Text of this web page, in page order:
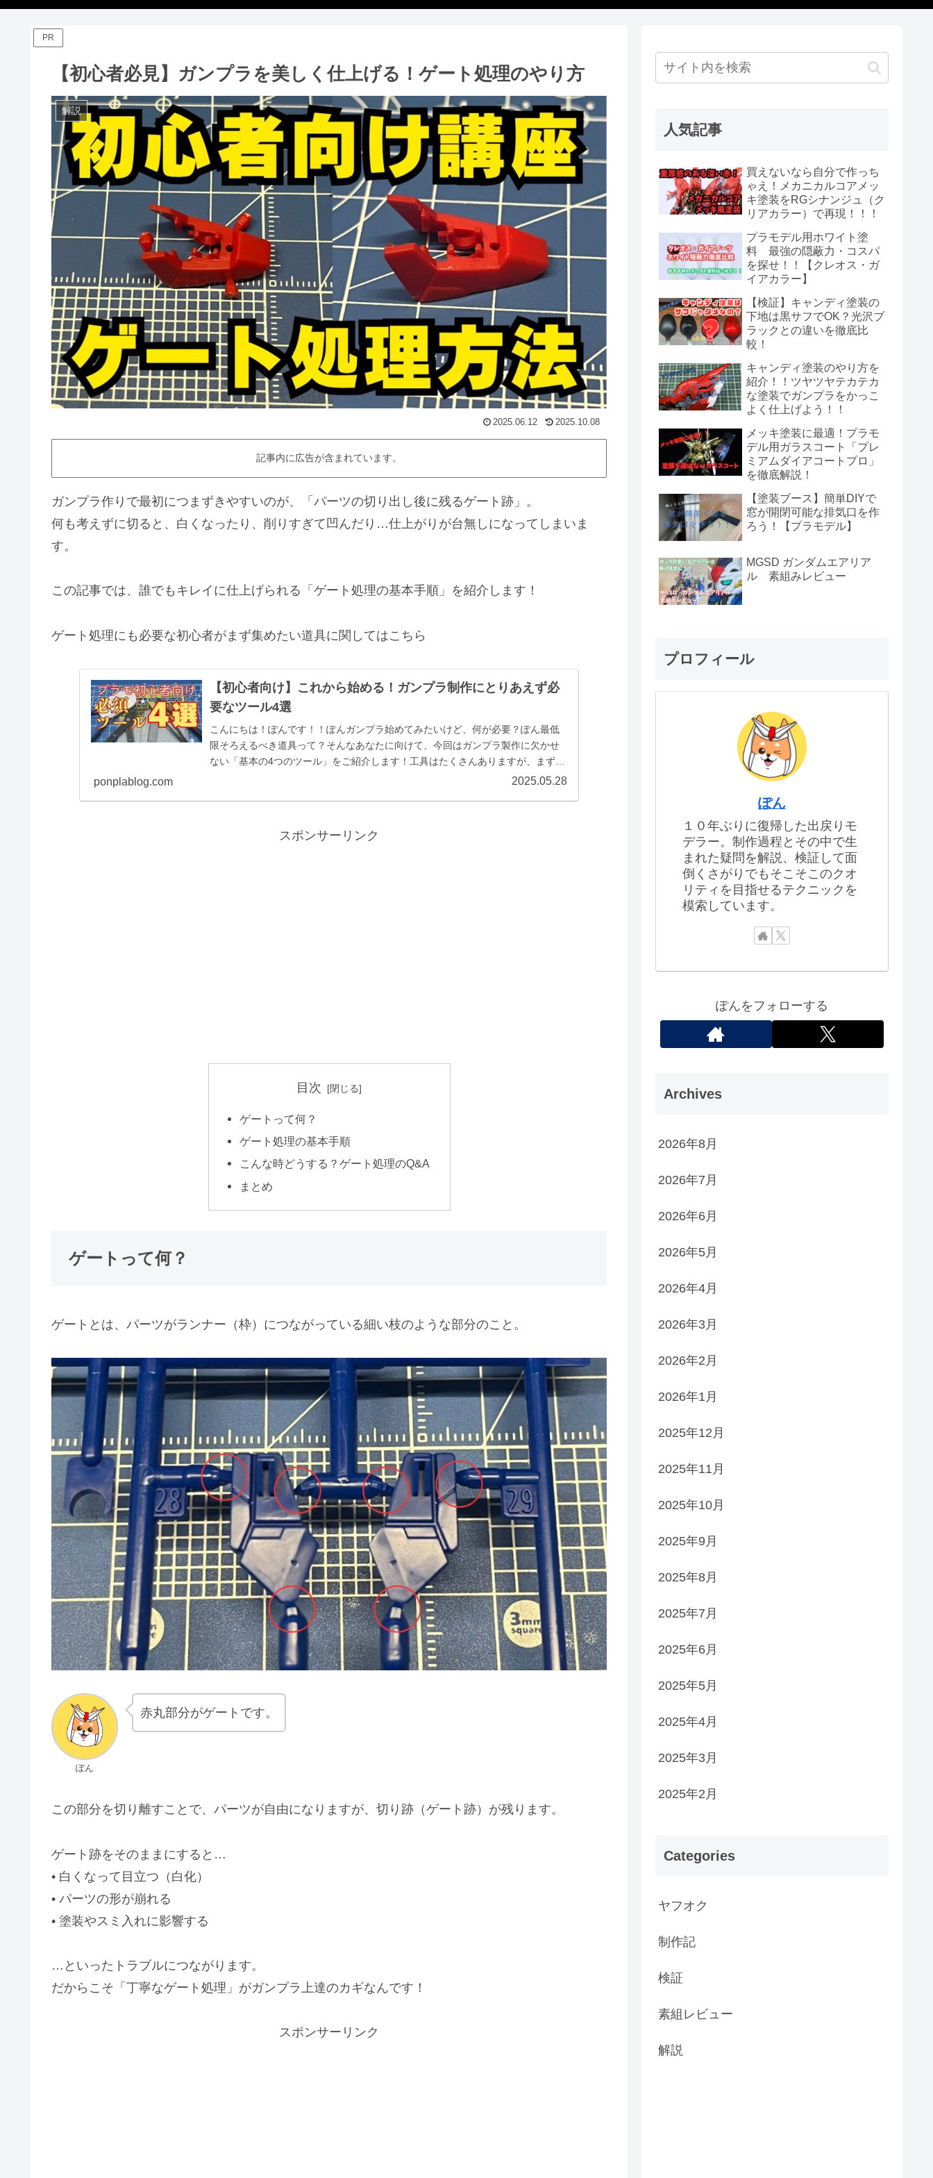
PR
【初心者必見】ガンプラを美しく仕上げる！ゲート処理のやり方
解説
2025.06.12 2025.10.08
記事内に広告が含まれています。
ガンプラ作りで最初につまずきやすいのが、「パーツの切り出し後に残るゲート跡」。
何も考えずに切ると、白くなったり、削りすぎて凹んだり…仕上がりが台無しになってしまいま
す。
この記事では、誰でもキレイに仕上げられる「ゲート処理の基本手順」を紹介します！
ゲート処理にも必要な初心者がまず集めたい道具に関してはこちら
【初心者向け】これから始める！ガンプラ制作にとりあえず必
要なツール4選
こんにちは！ぽんです！！ぽんガンプラ始めてみたいけど、何が必要？ぽん最低
限そろえるべき道具って？そんなあなたに向けて、今回はガンプラ製作に欠かせ
ない「基本の4つのツール」をご紹介します！工具はたくさんありますが、まずは
ponplablog.com 2025.05.28
スポンサーリンク
目次
ゲートって何？
ゲート処理の基本手順
こんな時どうする？ゲート処理のQ&A
まとめ
ゲートって何？
ゲートとは、パーツがランナー（枠）につながっている細い枝のような部分のこと。
ぽん
赤丸部分がゲートです。
この部分を切り離すことで、パーツが自由になりますが、切り跡（ゲート跡）が残ります。
ゲート跡をそのままにすると…
• 白くなって目立つ（白化）
• パーツの形が崩れる
• 塗装やスミ入れに影響する
…といったトラブルにつながります。
だからこそ「丁寧なゲート処理」がガンプラ上達のカギなんです！
スポンサーリンク
人気記事
買えないなら自分で作っち
ゃえ！メカニカルコアメッ
キ塗装をRGシナンジュ（ク
リアカラー）で再現！！！
プラモデル用ホワイト塗
料 最強の隠蔽力・コスパ
を探せ！！【クレオス・ガ
イアカラー】
【検証】キャンディ塗装の
下地は黒サフでOK？光沢ブ
ラックとの違いを徹底比
較！
キャンディ塗装のやり方を
紹介！！ツヤツヤテカテカ
な塗装でガンプラをかっこ
よく仕上げよう！！
メッキ塗装に最適！プラモ
デル用ガラスコート「プレ
ミアムダイアコートプロ」
を徹底解説！
【塗装ブース】簡単DIYで
窓が開閉可能な排気口を作
ろう！【プラモデル】
MGSD ガンダムエアリア
ル 素組みレビュー
プロフィール
ぽん
１０年ぶりに復帰した出戻りモ
デラー。制作過程とその中で生
まれた疑問を解説、検証して面
倒くさがりでもそこそこのクオ
リティを目指せるテクニックを
模索しています。
ぽんをフォローする
Archives
2026年8月
2026年7月
2026年6月
2026年5月
2026年4月
2026年3月
2026年2月
2026年1月
2025年12月
2025年11月
2025年10月
2025年9月
2025年8月
2025年7月
2025年6月
2025年5月
2025年4月
2025年3月
2025年2月
Categories
ヤフオク
制作記
検証
素組レビュー
解説